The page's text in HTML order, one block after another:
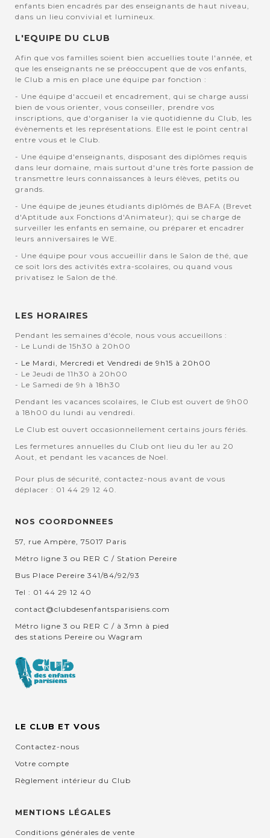
enfants bien encadrés par des enseignants de haut niveau,
dans un lieu convivial et lumineux.
L'EQUIPE DU CLUB
Afin que vos familles soient bien accuellies toute l'année, et
que les enseignants ne se préoccupent que de vos enfants,
le Club a mis en place une équipe par fonction :
- Une équipe d'accueil et encadrement, qui se charge aussi
bien de vous orienter, vous conseiller, prendre vos
inscriptions, que d'organiser la vie quotidienne du Club, les
évènements et les représentations. Elle est le point central
entre vous et le Club.
- Une équipe d'enseignants, disposant des diplômes requis
dans leur domaine, mais surtout d'une très forte passion de
transmettre leurs connaissances à leurs élèves, petits ou
grands.
- Une équipe de jeunes étudiants diplômés de BAFA (Brevet
d'Aptitude aux Fonctions d'Animateur); qui se charge de
surveiller les enfants en semaine, ou préparer et encadrer
leurs anniversaires le WE.
- Une équipe pour vous accueillir dans le Salon de thé, que
ce soit lors des activités extra-scolaires, ou quand vous
privatisez le Salon de thé.
LES HORAIRES
Pendant les semaines d'école, nous vous accueillons :
- Le Lundi de 15h30 à 20h00
- Le Mardi, Mercredi et Vendredi de 9h15 à 20h00
- Le Jeudi de 11h30 à 20h00
- Le Samedi de 9h à 18h30
Pendant les vacances scolaires, le Club est ouvert de 9h00
à 18h00 du lundi au vendredi.
Le Club est ouvert occasionnellement certains jours fériés.
Les fermetures annuelles du Club ont lieu du 1er au 20
Aout, et pendant les vacances de Noel.
Pour plus de sécurité, contactez-nous avant de vous
déplacer : 01 44 29 12 40.
NOS COORDONNEES
57, rue Ampère, 75017 Paris
Métro ligne 3 ou RER C / Station Pereire
Bus Place Pereire 341/84/92/93
Tel : 01 44 29 12 40
contact@clubdesenfantsparisiens.com
Métro ligne 3 ou RER C / à 3mn à pied
des stations Pereire ou Wagram
LE CLUB ET VOUS
Contactez-nous
Votre compte
Règlement intérieur du Club
MENTIONS LÉGALES
Conditions générales de vente